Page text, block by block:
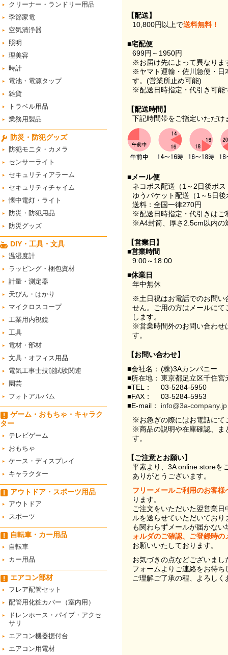
クリーナー・ランドリー用品
季節家電
空気清浄器
照明
理美容
時計
電池・電源タップ
雑貨
トラベル用品
業務用製品
防災・防犯グッズ
防犯モニタ・カメラ
センサーライト
セキュリティアラーム
セキュリティチャイム
懐中電灯・ライト
防災・防犯用品
防災グッズ
DIY・工具・文具
温湿度計
ラッピング・梱包資材
計量・測定器
天びん・はかり
マイクロスコープ
工業用内視鏡
工具
電材・部材
文具・オフィス用品
電気工事士技能試験関連
園芸
フォトアルバム
ゲーム・おもちゃ・キャラク
ター
テレビゲーム
おもちゃ
ケース・ディスプレイ
キャラクター
アウトドア・スポーツ用品
アウトドア
スポーツ
自転車・カー用品
自転車
カー用品
エアコン部材
フレア配管セット
配管用化粧カバー（室内用）
ドレンホース・パイプ・アクセ
サリ
エアコン機器据付台
エアコン用電材
【配送】
10,800円以上で送料無料！
■宅配便
699円～1950円
※お届け先によって異なりま
※ヤマト運輸・佐川急便・日
す。(営業所止め可能)
※配送日時指定・代引き可能
【配送時間】
下記時間帯をご指定いただけ
■メール便
ネコポス配送（1～2日後ポ
ゆうパケット配送（1～5日
送料：全国一律270円
※配送日時指定・代引きはご
※A4封筒、厚さ2.5cm以内の
【営業日】
■営業時間
9:00～18:00
■休業日
年中無休
※土日祝はお電話でのお問い
せん。ご用の方はメールに
します。
※営業時間外のお問い合わせ
す。
【お問い合わせ】
■会社名： (株)3Aカンパニー
■所在地： 東京都足立区千住
■TEL：
03-5284-5950
■FAX：
03-5284-5953
■E-mail：
info@3a-company.jp
※お急ぎの際にはお電話にて
※商品の説明や在庫確認、ま
す。
【ご注意とお願い】
平素より、3A online storeを
ありがとうございます。
フリーメールご利用のお客様
ります。
ご注文をいただいた翌営業
ルを送らせていただいてお
も関わらずメールが届かない
ォルダのご確認、ご登録時
お願いいたしております。
お気づきの点などございま
フォームよりご連絡をお待ち
ご理解ご了承の程、よろし